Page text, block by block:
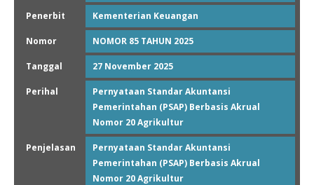
Penerbit Kementerian Keuangan
Nomor NOMOR 85 TAHUN 2025
Tanggal 27 November 2025
Perihal
Pernyataan Standar Akuntansi
Pemerintahan (PSAP) Berbasis Akrual
Nomor 20 Agrikultur
Penjelasan
Pernyataan Standar Akuntansi
Pemerintahan (PSAP) Berbasis Akrual
Nomor 20 Agrikultur